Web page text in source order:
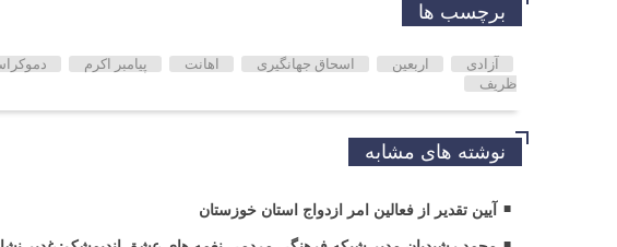
برچسب ها
آزادی اربعین اسحاق جهانگیری اهانت پیامبر اکرم
ظریف
نوشته های مشابه
آیین تقدیر از فعالین امر ازدواج استان خوزستان